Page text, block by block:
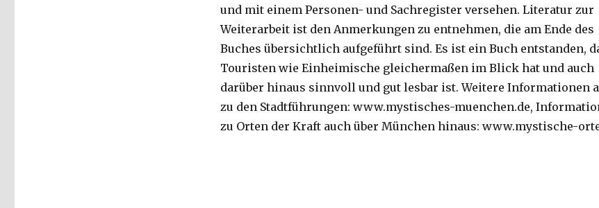
und mit einem Personen- und Sachregister versehen. Literatur zur
Weiterarbeit ist den Anmerkungen zu entnehmen, die am Ende des
Buches übersichtlich aufgeführt sind. Es ist ein Buch entstanden,
Touristen wie Einheimische gleichermaßen im Blick hat und auch
darüber hinaus sinnvoll und gut lesbar ist. Weitere Informationen
zu den Stadtführungen: www.mystisches-muenchen.de,
zu Orten der Kraft auch über München hinaus: www.mystische-